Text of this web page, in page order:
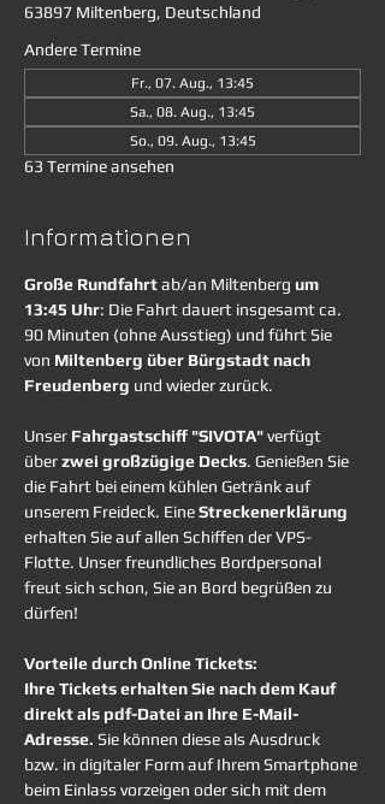
63897 Miltenberg, Deutschland
Andere Termine
Fr., 07. Aug., 13:45
Sa., 08. Aug., 13:45
So., 09. Aug., 13:45
63 Termine ansehen
Informationen
Große Rundfahrt ab/an Miltenberg um
13:45 Uhr: Die Fahrt dauert insgesamt ca.
90 Minuten (ohne Ausstieg) und führt Sie
von Miltenberg über Bürgstadt nach
Freudenberg und wieder zurück.
Unser Fahrgastschiff "SIVOTA" verfügt
über zwei großzügige Decks. Genießen Sie
die Fahrt bei einem kühlen Getränk auf
unserem Freideck. Eine Streckenerklärung
erhalten Sie auf allen Schiffen der VPS-
Flotte. Unser freundliches Bordpersonal
freut sich schon, Sie an Bord begrüßen zu
dürfen!
Vorteile durch Online Tickets:
Ihre Tickets erhalten Sie nach dem Kauf
direkt als pdf-Datei an Ihre E-Mail-
Adresse. Sie können diese als Ausdruck
bzw. in digitaler Form auf Ihrem Smartphone
beim Einlass vorzeigen oder sich mit dem